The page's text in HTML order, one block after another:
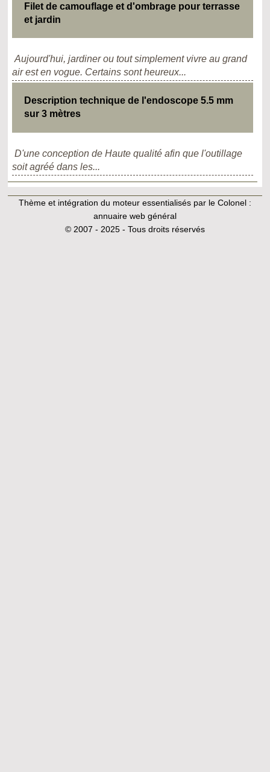
Filet de camouflage et d'ombrage pour terrasse
et jardin
Aujourd'hui, jardiner ou tout simplement vivre au grand
air est en vogue. Certains sont heureux...
Description technique de l'endoscope 5.5 mm
sur 3 mètres
D'une conception de Haute qualité afin que l'outillage
soit agréé dans les...
Thème et intégration du moteur essentialisés par le Colonel :
annuaire web général
© 2007 - 2025 - Tous droits réservés